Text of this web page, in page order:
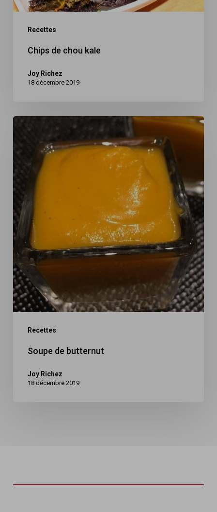
Recettes
Chips de chou kale
Joy Richez
18 décembre 2019
Recettes
Soupe
butternut
Soupe de butternut
Joy Richez
18 décembre 2019